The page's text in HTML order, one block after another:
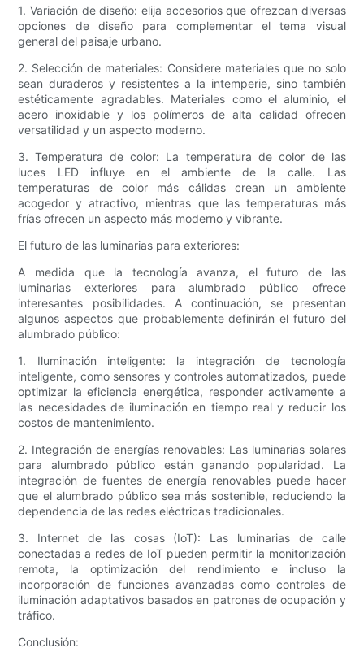
1. Variación de diseño: elija accesorios que ofrezcan diversas
opciones de diseño para complementar el tema visual
general del paisaje urbano.
2. Selección de materiales: Considere materiales que no solo
sean duraderos y resistentes a la intemperie, sino también
estéticamente agradables. Materiales como el aluminio, el
acero inoxidable y los polímeros de alta calidad ofrecen
versatilidad y un aspecto moderno.
3. Temperatura de color: La temperatura de color de las
luces LED influye en el ambiente de la calle. Las
temperaturas de color más cálidas crean un ambiente
acogedor y atractivo, mientras que las temperaturas más
frías ofrecen un aspecto más moderno y vibrante.
El futuro de las luminarias para exteriores:
A medida que la tecnología avanza, el futuro de las
luminarias exteriores para alumbrado público ofrece
interesantes posibilidades. A continuación, se presentan
algunos aspectos que probablemente definirán el futuro del
alumbrado público:
1. Iluminación inteligente: la integración de tecnología
inteligente, como sensores y controles automatizados, puede
optimizar la eficiencia energética, responder activamente a
las necesidades de iluminación en tiempo real y reducir los
costos de mantenimiento.
2. Integración de energías renovables: Las luminarias solares
para alumbrado público están ganando popularidad. La
integración de fuentes de energía renovables puede hacer
que el alumbrado público sea más sostenible, reduciendo la
dependencia de las redes eléctricas tradicionales.
3. Internet de las cosas (IoT): Las luminarias de calle
conectadas a redes de IoT pueden permitir la monitorización
remota, la optimización del rendimiento e incluso la
incorporación de funciones avanzadas como controles de
iluminación adaptativos basados ​​en patrones de ocupación y
tráfico.
Conclusión: